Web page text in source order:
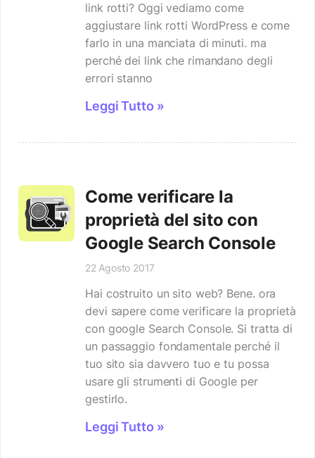
link rotti? Oggi vediamo come
aggiustare link rotti WordPress e come
farlo in una manciata di minuti. ma
perché dei link che rimandano degli
errori stanno
Leggi Tutto »
Come verificare la
proprietà del sito con
Google Search Console
22 Agosto 2017
Hai costruito un sito web? Bene. ora
devi sapere come verificare la proprietà
con google Search Console. Si tratta di
un passaggio fondamentale perché il
tuo sito sia davvero tuo e tu possa
usare gli strumenti di Google per
gestirlo.
Leggi Tutto »